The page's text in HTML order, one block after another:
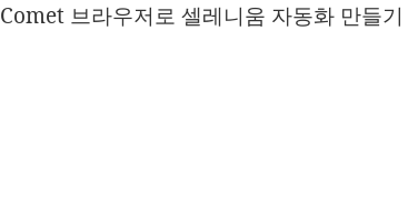
Comet 브라우저로 셀레니움 자동화 만들기